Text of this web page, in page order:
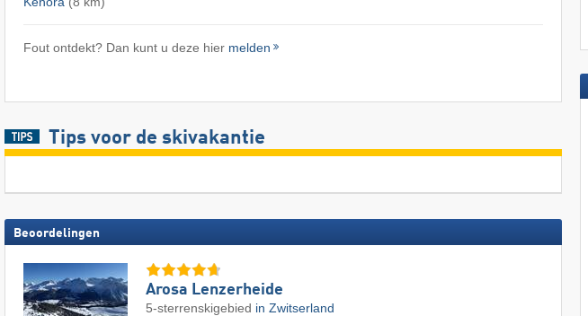
Fout ontdekt? Dan kunt u deze hier melden
Tips voor de skivakantie
Beoordelingen
Arosa Lenzerheide
5-sterrenskigebied in Zwitserland